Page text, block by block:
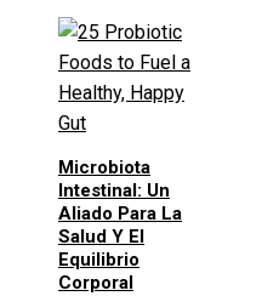
Microbiota
Intestinal: Un
Aliado Para La
Salud Y El
Equilibrio
Corporal